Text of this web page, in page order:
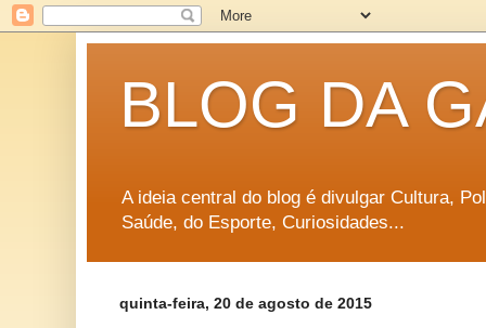
BLOG DA
A ideia central do blog é divulgar Cultura,
Saúde, do Esporte, Curiosidades...
quinta-feira, 20 de agosto de 2015